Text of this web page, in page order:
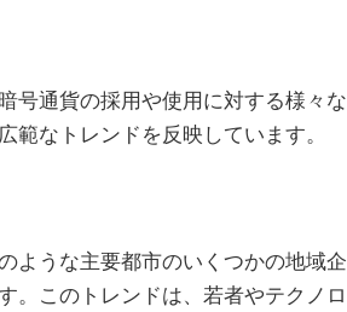
号通貨の採用や使用に対する様々な
なトレンドを反映しています。
ような主要都市のいくつかの地域企
。このトレンドは、若者やテクノロ